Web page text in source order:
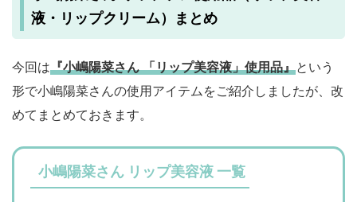
液・リップクリーム）まとめ
今回は『小嶋陽菜さん 「リップ美容液」使用品』という
形で小嶋陽菜さんの使用アイテムをご紹介しましたが、改
めてまとめておきます。
小嶋陽菜さん リップ美容液 一覧